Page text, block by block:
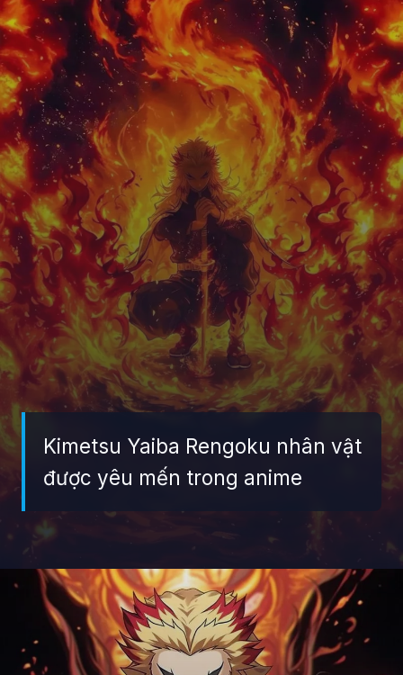
Kimetsu Yaiba Rengoku nhân vật
được yêu mến trong anime
Đang mở https://giaydabonghana.com/rengoku